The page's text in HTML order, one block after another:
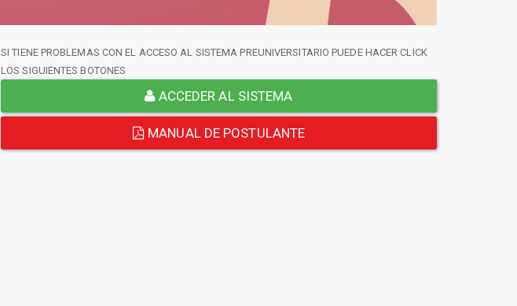
SI TIENE PROBLEMAS CON EL ACCESO AL SISTEMA PREUNIVERSITARIO PUEDE HACER CLICK
LOS SIGUIENTES BOTONES
ACCEDER AL SISTEMA
MANUAL DE POSTULANTE